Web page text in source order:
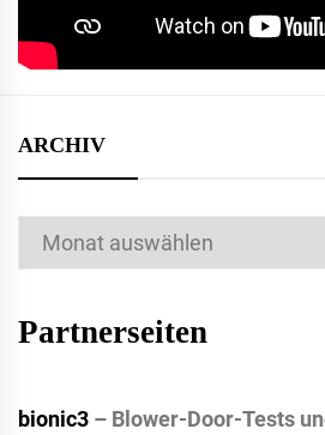
ARCHIV
Archiv
Partnerseiten
bionic3 – Blower-Door-Tests